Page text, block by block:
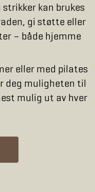
strikker kan brukes
gi støtte eller
– både hjemme
eller med pilates
deg muligheten til
mulig ut av hver